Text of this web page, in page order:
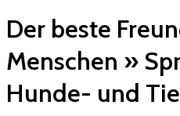
Der beste
Menschen »
Hunde- und